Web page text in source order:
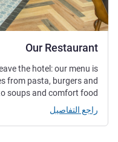
Our Restaurant
the hotel: our menu is
from pasta, burgers and
soups and comfort food.
راجع التفاصيل